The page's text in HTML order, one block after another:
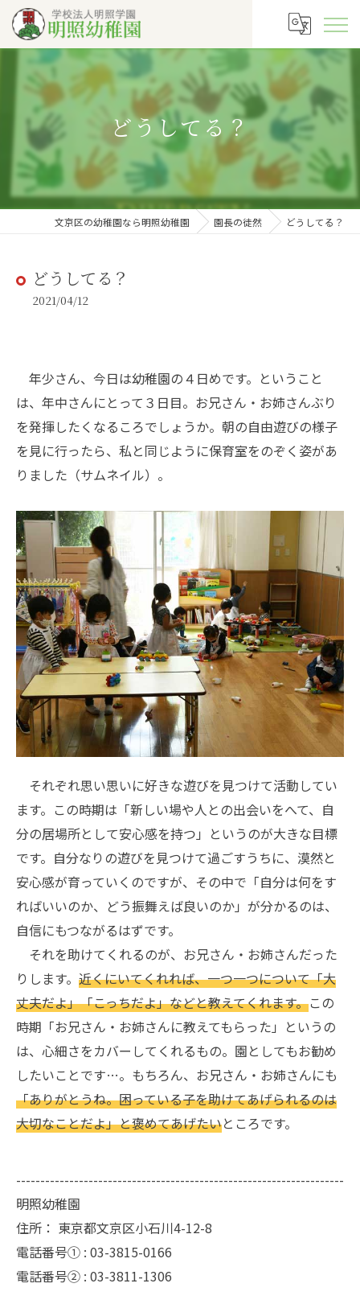
どうしてる？
文京区の幼稚園なら明照幼稚園 園長の徒然 どうしてる？
どうしてる？
2021/04/12
年少さん、今日は幼稚園の４日めです。ということ
は、年中さんにとって３日目。お兄さん・お姉さんぶり
を発揮したくなるころでしょうか。朝の自由遊びの様子
を見に行ったら、私と同じように保育室をのぞく姿があ
りました（サムネイル）。
それぞれ思い思いに好きな遊びを見つけて活動してい
ます。この時期は「新しい場や人との出会いをへて、自
分の居場所として安心感を持つ」というのが大きな目標
です。自分なりの遊びを見つけて過ごすうちに、漠然と
安心感が育っていくのですが、その中で「自分は何をす
ればいいのか、どう振舞えば良いのか」が分かるのは、
自信にもつながるはずです。
それを助けてくれるのが、お兄さん・お姉さんだった
りします。 近くにいてくれれば、一つ一つについて「大
丈夫だよ」「こっちだよ」などと教えてくれます。この
時期「お兄さん・お姉さんに教えてもらった」というの
は、心細さをカバーしてくれるもの。園としてもお勧め
したいことです…。もちろん、お兄さん・お姉さんにも
「ありがとうね。困っている子を助けてあげられるのは
大切なことだよ」と褒めてあげたいところです。
--------------------------------------------------------------------
明照幼稚園
住所： 東京都文京区小石川4-12-8
電話番号① : 03-3815-0166
電話番号② : 03-3811-1306